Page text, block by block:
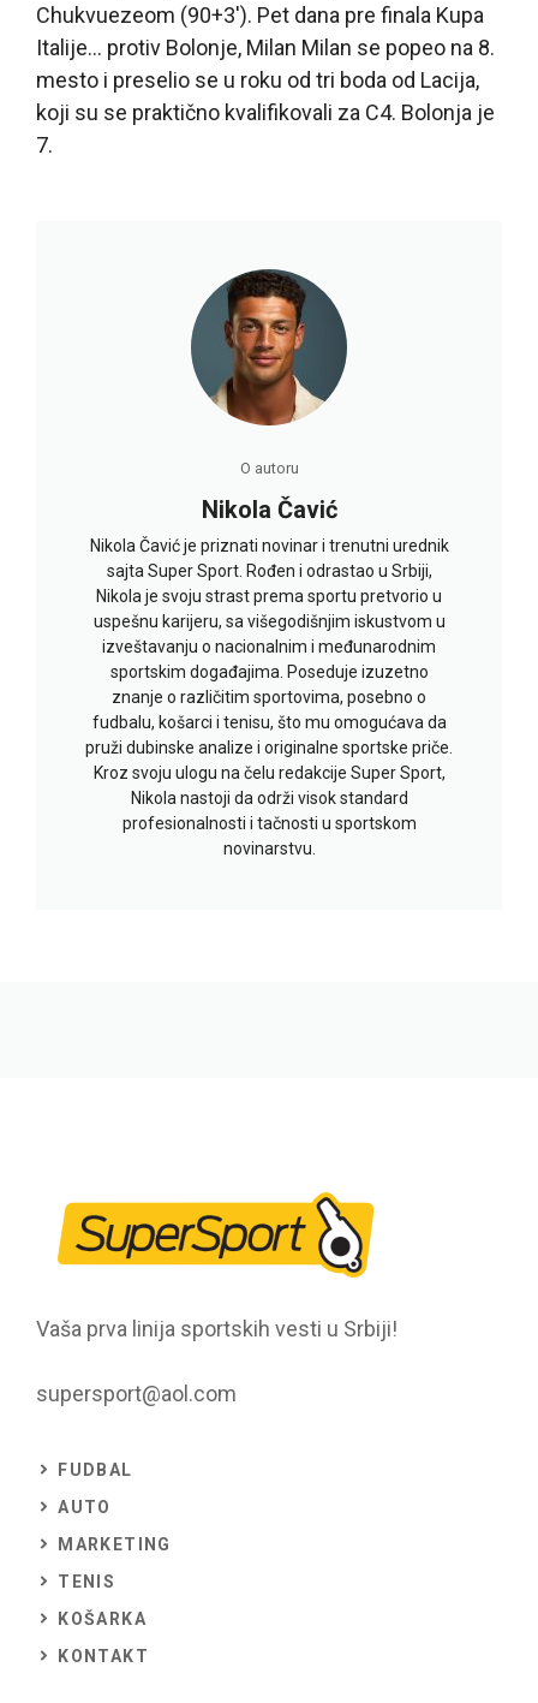
Chukvuezeom (90+3′). Pet dana pre finala Kupa
Italije… protiv Bolonje, Milan Milan se popeo na 8.
mesto i preselio se u roku od tri boda od Lacija,
koji su se praktično kvalifikovali za C4. Bolonja je
7.
O autoru
Nikola Čavić
Nikola Čavić je priznati novinar i trenutni urednik
sajta Super Sport. Rođen i odrastao u Srbiji,
Nikola je svoju strast prema sportu pretvorio u
uspešnu karijeru, sa višegodišnjim iskustvom u
izveštavanju o nacionalnim i međunarodnim
sportskim događajima. Poseduje izuzetno
znanje o različitim sportovima, posebno o
fudbalu, košarci i tenisu, što mu omogućava da
pruži dubinske analize i originalne sportske priče.
Kroz svoju ulogu na čelu redakcije Super Sport,
Nikola nastoji da održi visok standard
profesionalnosti i tačnosti u sportskom
novinarstvu.
Vaša prva linija sportskih vesti u Srbiji!
supersport@aol.com
FUDBAL
AUTO
MARKETING
TENIS
KOŠARKA
KONTAKT